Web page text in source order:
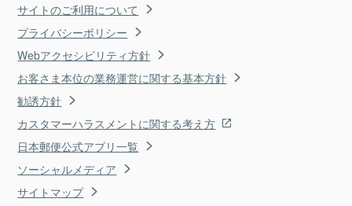
サイトのご利用について
プライバシーポリシー
Webアクセシビリティ方針
お客さま本位の業務運営に関する基本方針
勧誘方針
カスタマーハラスメントに関する考え方
日本郵便公式アプリ一覧
ソーシャルメディア
サイトマップ